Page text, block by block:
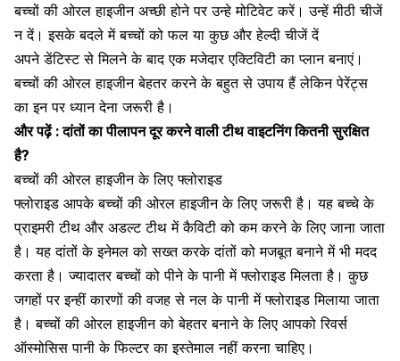
बच्चों की ओरल हाइजीनअच्छी होने पर उन्हेमोटिवेटकरें। उन्हें मीठी चीजें
न दें। इसके बदले में बच्चों को फल या कुछ और हेल्दी चीजें दें
अपनेडेंटिस्ट से मिलनेके बाद एक मजेदार एक्टिविटी का प्लान बनाएं।
बच्चों की ओरल हाइजीनबेहतर करने के बहुत से उपाय हैं लेकिनपेरेंट्स
का इन पर ध्यानदेना जरूरी है।
और पढ़ें :दांतों का पीलापन दूर करने वाली टीथ वाइटनिंग कितनी सुरक्षित
है?
बच्चों की ओरल हाइजीन के लिए फ्लोराइड
फ्लोराइड आपके बच्चों की ओरल हाइजीनके लिए जरूरी है। यह बच्चे के
प्राइमरी टीथ और अडल्ट टीथ मेंकैविटी को कम करने के लिए जाना जाता
है। यह दांतों केइनेमल को सख्तकरकेदांतों को मजबूतबनाने में भी मदद
करता है। ज्यादातरबच्चों को पीनेके पानी मेंफ्लोराइड मिलता है। कुछ
जगहों पर इन्हीं कारणों की वजह से नल के पानी में फ्लोराइड मिलाया जाता
है। बच्चों की ओरल हाइजीनको बेहतर बनाने के लिए आपको रिवर्स
ऑस्मोसिस पानी केफिल्टरका इस्तेमाल नहीं करना चाहिए।